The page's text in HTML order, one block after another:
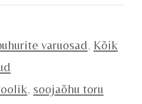
varuosad, Kõik
, soojaõhu toru